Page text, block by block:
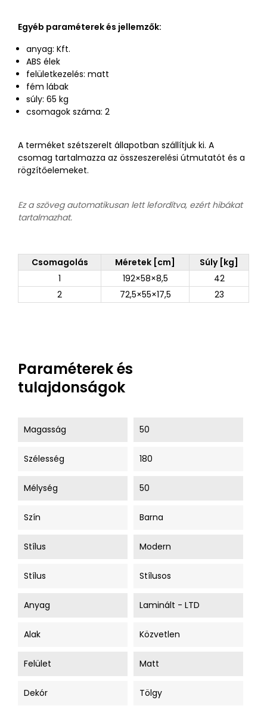
Egyéb paraméterek és jellemzők:
anyag: Kft.
ABS élek
felületkezelés: matt
fém lábak
súly: 65 kg
csomagok száma: 2
A terméket szétszerelt állapotban szállítjuk ki. A
csomag tartalmazza az összeszerelési útmutatót és a
rögzítőelemeket.
Ez a szöveg automatikusan lett lefordítva, ezért hibákat
tartalmazhat.
Csomagolás Méretek [cm]
Súly [kg]
1
192×58×8,5
42
2
72,5×55×17,5 23
Paraméterek és
tulajdonságok
Magasság 50
Szélesség 180
Mélység 50
Szín Barna
Stílus Modern
Stílus Stílusos
Anyag Laminált - LTD
Alak Közvetlen
Felület Matt
Dekór Tölgy